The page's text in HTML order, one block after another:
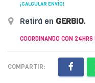
¡CALCULAR ENVÍO!
Retirá en GERBIO.
COORDINANDO CON
COMPARTIR: